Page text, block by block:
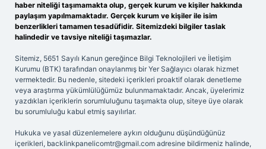
haber niteliği taşımamakta olup, gerçek kurum ve kişiler hakkında
paylaşım yapılmamaktadır. Gerçek kurum ve kişiler ile isim
benzerlikleri tamamen tesadüfidir. Sitemizdeki bilgiler taslak
halindedir ve tavsiye niteliği taşımazlar.
Sitemiz, 5651 Sayılı Kanun gereğince Bilgi Teknolojileri ve İletişim
Kurumu (BTK) tarafından onaylanmış bir Yer Sağlayıcı olarak hizmet
vermektedir. Bu nedenle, sitedeki içerikleri proaktif olarak denetleme
veya araştırma yükümlülüğümüz bulunmamaktadır. Ancak, üyelerimiz
yazdıkları içeriklerin sorumluluğunu taşımakta olup, siteye üye olarak
bu sorumluluğu kabul etmiş sayılırlar.
Hukuka ve yasal düzenlemelere aykırı olduğunu düşündüğünüz
içerikleri, backlinkpanelicomtr@gmail.com adresine bildirmeniz halinde,